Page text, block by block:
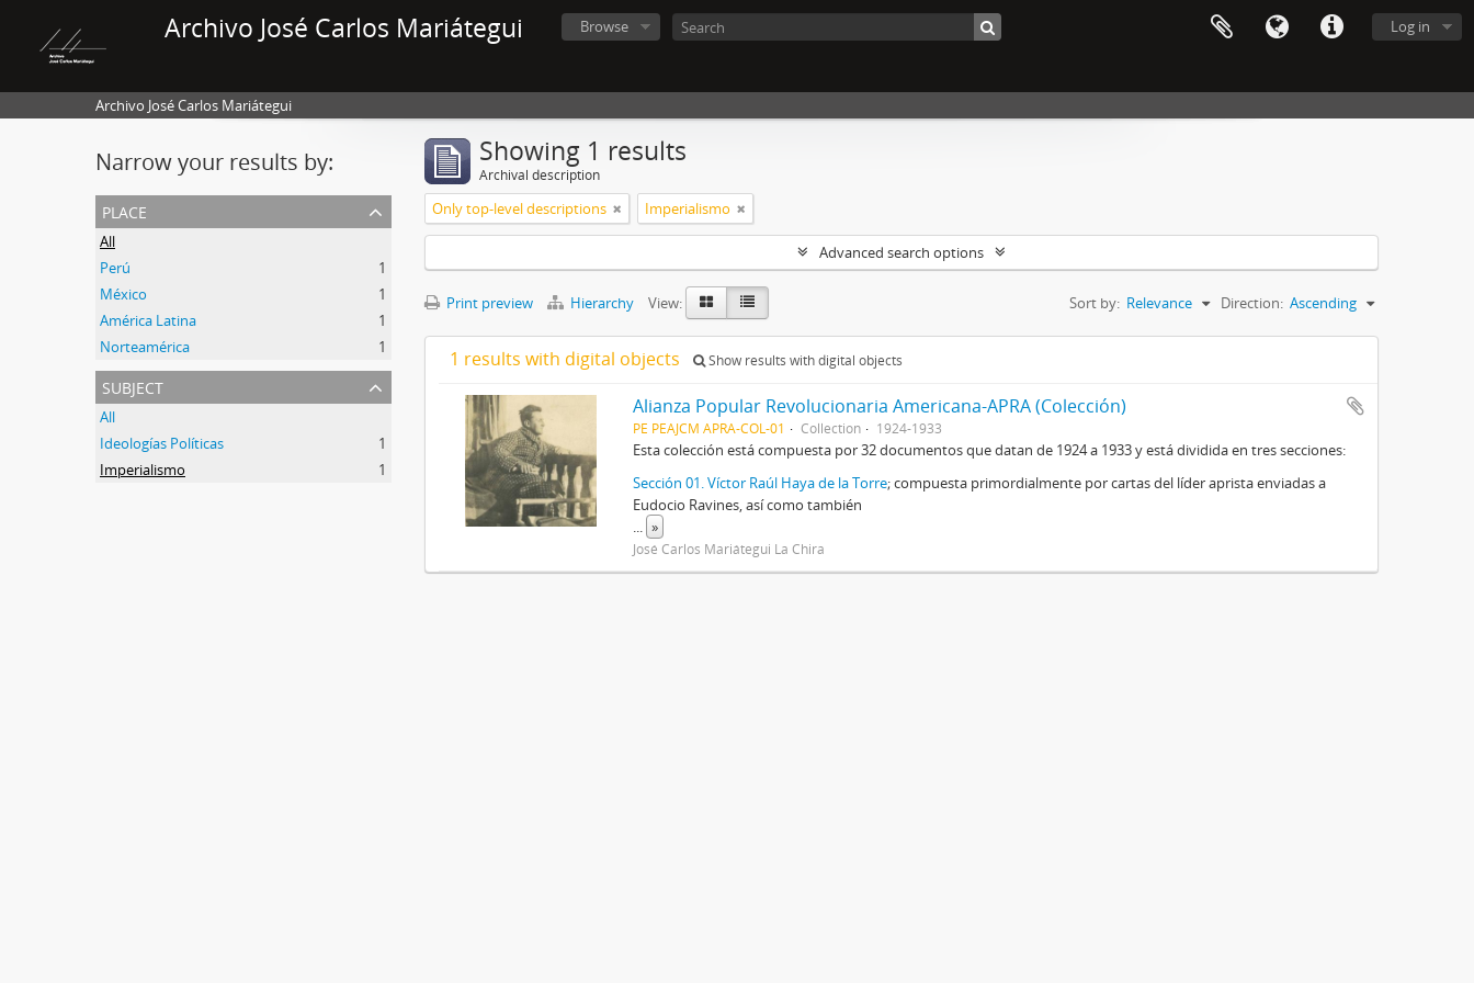
Archivo José Carlos Mariátegui Log in
Browse
Archivo José Carlos Mariátegui
Narrow your results by:
place
All
Perú
1
México
1
América Latina
1
Norteamérica
1
subject
All
Ideologías Políticas
1
Imperialismo
1
Showing 1 results
Archival description
Only top-level descriptions Imperialismo
Advanced search options
Print preview Hierarchy View: Sort by: Relevance Direction: Ascending
1 results with digital objects Show results with digital objects
Alianza Popular Revolucionaria Americana-APRA (Colección)
PE PEAJCM APRA-COL-01 Collection 1924-1933
Esta colección está compuesta por 32 documentos que datan de 1924 a 1933 y está dividida en tres secciones:
Sección 01. Víctor Raúl Haya de la Torre; compuesta primordialmente por cartas del líder aprista enviadas a
Eudocio Ravines, así como también
... »
José Carlos Mariátegui La Chira